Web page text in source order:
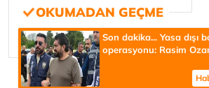
Son dakika... Yasa dışı
operasyonu: Rasim